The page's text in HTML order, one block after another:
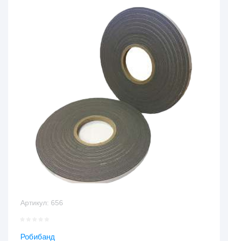
Артикул: 656
Робибанд